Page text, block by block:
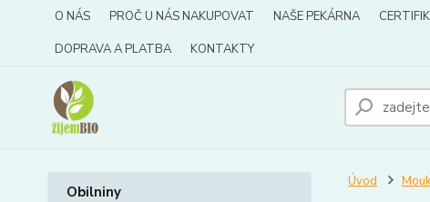
O NÁS PROČ U NÁS NAKUPOVAT NAŠE PEKÁRNA
DOPRAVA A PLATBA
KONTAKTY
Obilniny
Úvod